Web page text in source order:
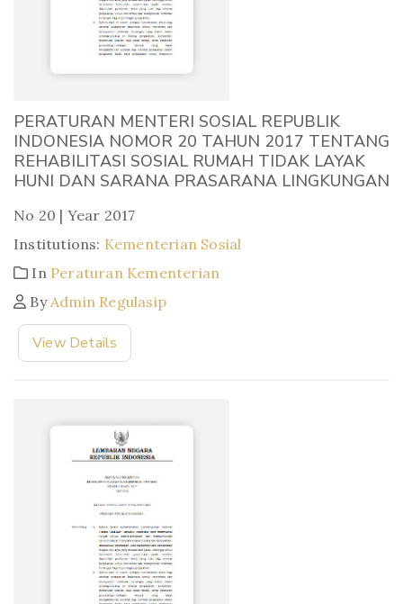
PERATURAN MENTERI SOSIAL REPUBLIK
INDONESIA NOMOR 20 TAHUN 2017 TENTANG
REHABILITASI SOSIAL RUMAH TIDAK LAYAK
HUNI DAN SARANA PRASARANA LINGKUNGAN
No 20 | Year 2017
Institutions: Kementerian Sosial
In Peraturan Kementerian
ByAdmin Regulasip
View Details